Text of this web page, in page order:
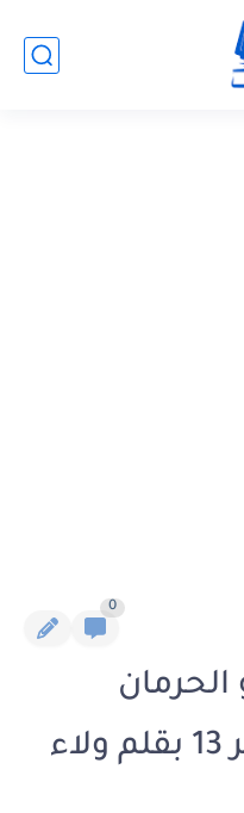
0
الحرمان
الفصل الثالث عشر 13 بقلم ولاء